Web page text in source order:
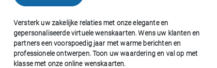
Communie
Rouw
Verjaardag
Versterk uw zakelijke relaties met onze elegante en
gepersonaliseerde virtuele wenskaarten. Wens uw klanten en
partners een voorspoedig jaar met warme berichten en
professionele ontwerpen. Toon uw waardering en val op met
klasse met onze online wenskaarten.